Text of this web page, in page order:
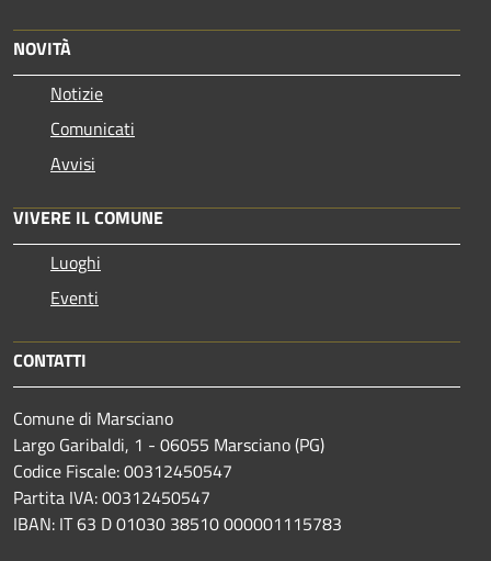
NOVITÀ
Notizie
Comunicati
Avvisi
VIVERE IL COMUNE
Luoghi
Eventi
CONTATTI
Comune di Marsciano
Largo Garibaldi, 1 - 06055 Marsciano (PG)
Codice Fiscale: 00312450547
Partita IVA: 00312450547
IBAN: IT 63 D 01030 38510 000001115783